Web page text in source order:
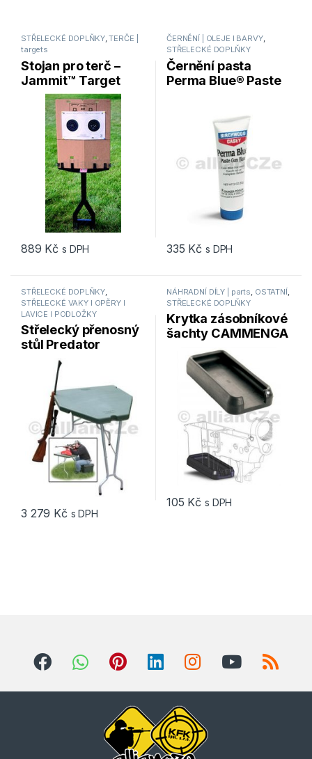
STŘELECKÉ DOPLŇKY,TERČE |
targets
Stojan pro terč –
Jammit™ Target
Stand MTM / JMTS-
889 Kč s DPH
ČERNĚNÍ | OLEJE l BARVY,
STŘELECKÉ DOPLŇKY
Černění pasta
Perma Blue® Paste
335 Kč s DPH
STŘELECKÉ DOPLŇKY,
STŘELECKÉ VAKY I OPĚRY I
LAVICE I PODLOŽKY
Střelecký přenosný
stůl Predator
Shooting Table
3 279 Kč s DPH
NÁHRADNÍ DÍLY | parts, OSTATNÍ,
STŘELECKÉ DOPLŇKY
Krytka zásobníkové
šachty CAMMENGA
pro M16/AR15
105 Kč s DPH